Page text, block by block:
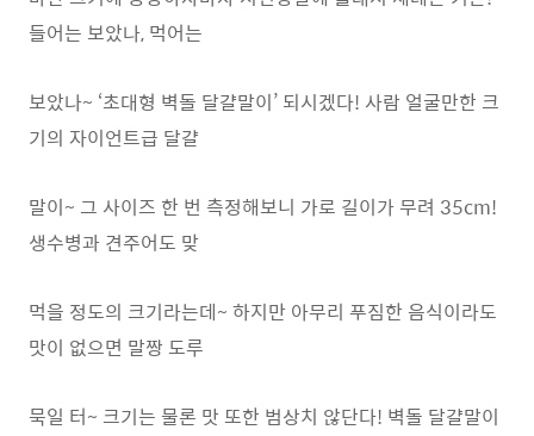
들어는 보았나, 먹어는
보았나~ ‘초대형 벽돌 달걀말이’ 되시겠다! 사람 얼굴만한 크
기의 자이언트급 달걀
말이~ 그 사이즈 한 번 측정해보니 가로 길이가 무려 35cm!
생수병과 견주어도 맞
먹을 정도의 크기라는데~ 하지만 아무리 푸짐한 음식이라도
맛이 없으면 말짱 도루
묵일 터~ 크기는 물론 맛 또한 범상치 않단다! 벽돌 달걀말이